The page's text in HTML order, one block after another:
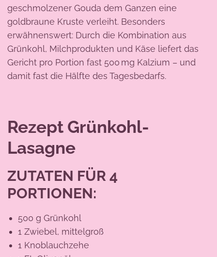
geschmolzener Gouda dem Ganzen eine
goldbraune Kruste verleiht. Besonders
erwähnenswert: Durch die Kombination aus
Grünkohl, Milchprodukten und Käse liefert das
Gericht pro Portion fast 500 mg Kalzium – und
damit fast die Hälfte des Tagesbedarfs.
Rezept Grünkohl-
Lasagne
ZUTATEN FÜR 4
PORTIONEN:
500 g Grünkohl
1 Zwiebel, mittelgroß
1 Knoblauchzehe